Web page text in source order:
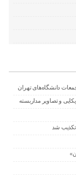
دانشگاه‌های تهران
و تصاویر مداربسته
تکذیب شد